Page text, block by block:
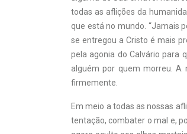
todas as aflições da
que está no mundo. “Jamais
se entregou a Cristo é mais
pela agonia do Calvário para
alguém por quem morreu. A
firmemente.
Em meio a todas as nossas
tentação, combater o mal e,